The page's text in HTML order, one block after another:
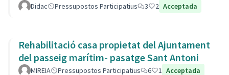
Didac Pressupostos Participatius 3 2 Acceptada
Rehabilitació casa propietat del Ajuntament
del passeig marítim- pasatge Sant Antoni
MIREIA Pressupostos Participatius 6 1 Acceptada